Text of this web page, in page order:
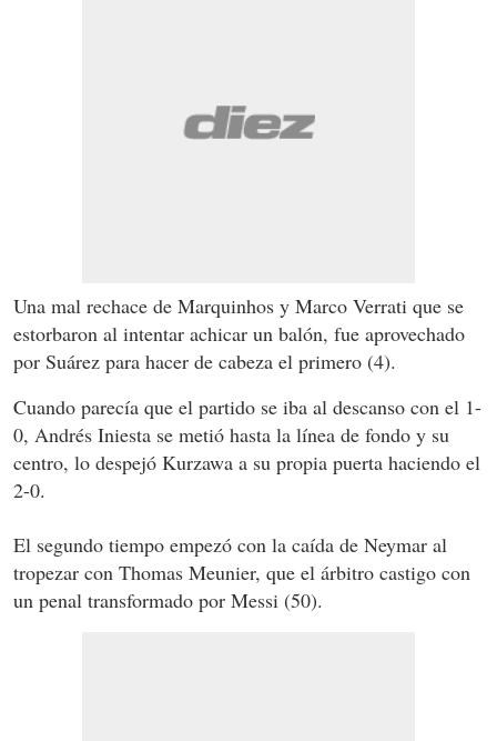
Una mal rechace de Marquinhos y Marco Verrati que se
estorbaron al intentar achicar un balón, fue aprovechado
por Suárez para hacer de cabeza el primero (4).
Cuando parecía que el partido se iba al descanso con el 1-
0, Andrés Iniesta se metió hasta la línea de fondo y su
centro, lo despejó Kurzawa a su propia puerta haciendo el
2-0.
El segundo tiempo empezó con la caída de Neymar al
tropezar con Thomas Meunier, que el árbitro castigo con
un penal transformado por Messi (50).